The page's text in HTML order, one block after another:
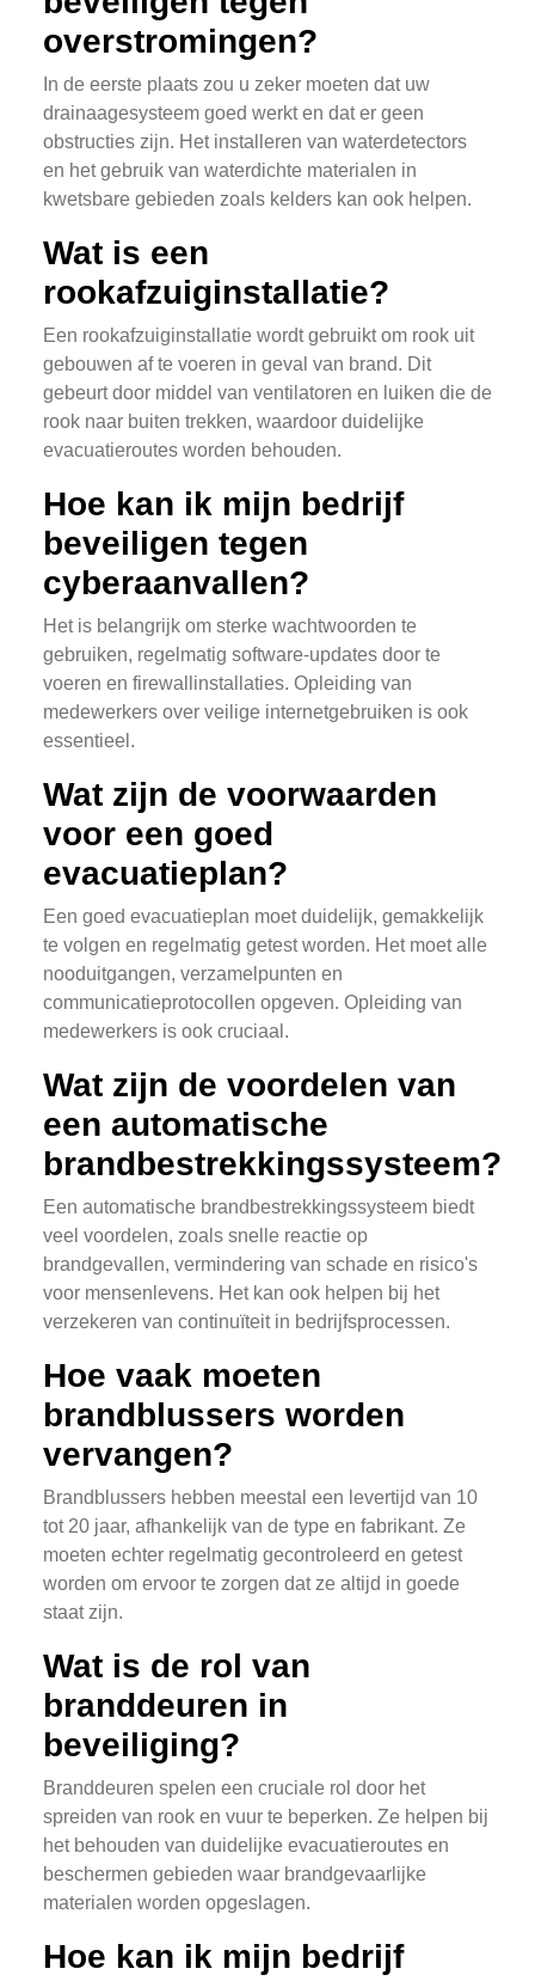
overstromingen?
In de eerste plaats zou u zeker moeten dat uw
drainaagesysteem goed werkt en dat er geen
obstructies zijn. Het installeren van waterdetectors
en het gebruik van waterdichte materialen in
kwetsbare gebieden zoals kelders kan ook helpen.
Wat is een
rookafzuiginstallatie?
Een rookafzuiginstallatie wordt gebruikt om rook uit
gebouwen af te voeren in geval van brand. Dit
gebeurt door middel van ventilatoren en luiken die de
rook naar buiten trekken, waardoor duidelijke
evacuatieroutes worden behouden.
Hoe kan ik mijn bedrijf
beveiligen tegen
cyberaanvallen?
Het is belangrijk om sterke wachtwoorden te
gebruiken, regelmatig software-updates door te
voeren en firewallinstallaties. Opleiding van
medewerkers over veilige internetgebruiken is ook
essentieel.
Wat zijn de voorwaarden
voor een goed
evacuatieplan?
Een goed evacuatieplan moet duidelijk, gemakkelijk
te volgen en regelmatig getest worden. Het moet alle
nooduitgangen, verzamelpunten en
communicatieprotocollen opgeven. Opleiding van
medewerkers is ook cruciaal.
Wat zijn de voordelen van
een automatische
brandbestrekkingssysteem?
Een automatische brandbestrekkingssysteem biedt
veel voordelen, zoals snelle reactie op
brandgevallen, vermindering van schade en risico's
voor mensenlevens. Het kan ook helpen bij het
verzekeren van continuïteit in bedrijfsprocessen.
Hoe vaak moeten
brandblussers worden
vervangen?
Brandblussers hebben meestal een levertijd van 10
tot 20 jaar, afhankelijk van de type en fabrikant. Ze
moeten echter regelmatig gecontroleerd en getest
worden om ervoor te zorgen dat ze altijd in goede
staat zijn.
Wat is de rol van
branddeuren in
beveiliging?
Branddeuren spelen een cruciale rol door het
spreiden van rook en vuur te beperken. Ze helpen bij
het behouden van duidelijke evacuatieroutes en
beschermen gebieden waar brandgevaarlijke
materialen worden opgeslagen.
Hoe kan ik mijn bedrijf